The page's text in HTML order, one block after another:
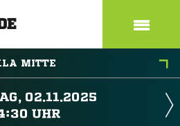
MITTE

